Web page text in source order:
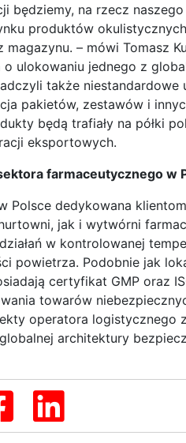
będziemy, na rzecz
produktów
– mówi Tomasz
ulokowaniu jednego z
także niestandardowe
pakietów, zestawów i
będą trafiały na półki
eksportowych.
farmaceutycznego w
Polsce dedykowana
jak i wytwórni
w kontrolowanej
powietrza. Podobnie jak
certyfikat GMP oraz
towarów
operatora logistycznego
architektury